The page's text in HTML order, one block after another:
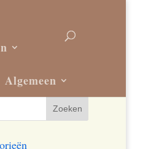
Algemeen